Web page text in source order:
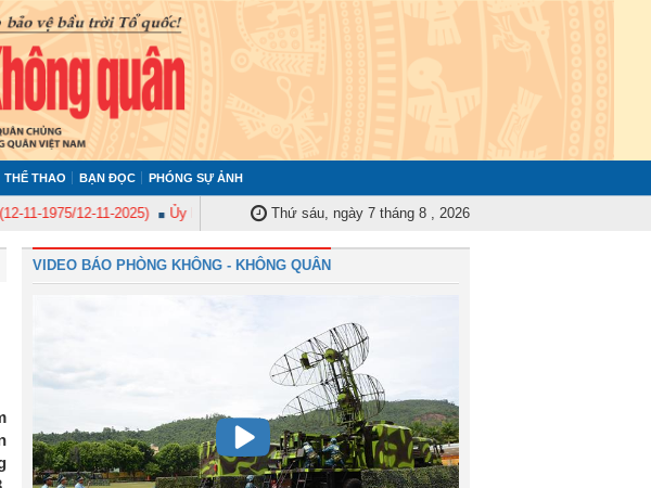
THỂ THAO BẠN ĐỌC PHÓNG SỰ ẢNH
12-11-2025) Ủy ban Kiểm tra Quân ủy Trung ương tập huấn nghiệp vụ công tác kiểm tra, giám
Thứ sáu, ngày 7 tháng 8 , 2026
VIDEO BÁO PHÒNG KHÔNG - KHÔNG QUÂN